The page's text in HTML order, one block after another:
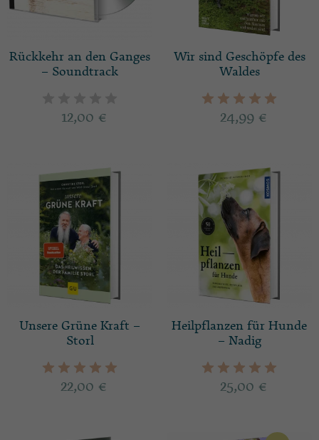
Rückkehr an den Ganges
– Soundtrack
12,00 €
Wir sind Geschöpfe des
Waldes
24,99 €
Unsere Grüne Kraft –
Storl
22,00 €
Heilpflanzen für Hunde
– Nadig
25,00 €